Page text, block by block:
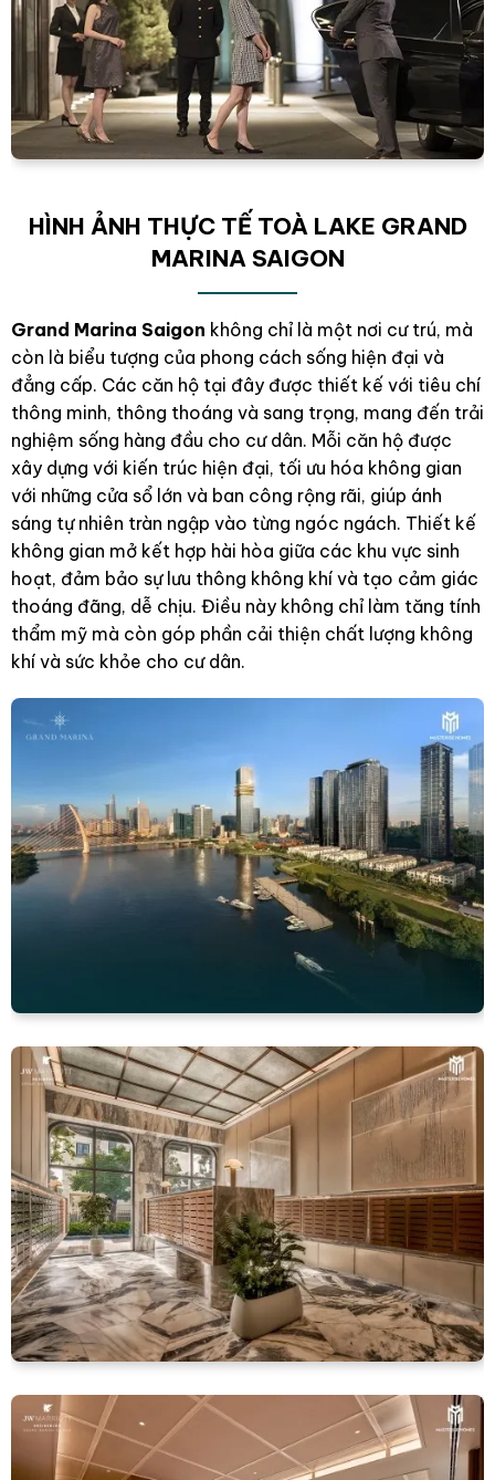
HÌNH ẢNH THỰC TẾ TOÀ LAKE GRAND
MARINA SAIGON
Grand Marina Saigon không chỉ là một nơi cư trú, mà
còn là biểu tượng của phong cách sống hiện đại và
đẳng cấp. Các căn hộ tại đây được thiết kế với tiêu chí
thông minh, thông thoáng và sang trọng, mang đến trải
nghiệm sống hàng đầu cho cư dân. Mỗi căn hộ được
xây dựng với kiến trúc hiện đại, tối ưu hóa không gian
với những cửa sổ lớn và ban công rộng rãi, giúp ánh
sáng tự nhiên tràn ngập vào từng ngóc ngách. Thiết kế
không gian mở kết hợp hài hòa giữa các khu vực sinh
hoạt, đảm bảo sự lưu thông không khí và tạo cảm giác
thoáng đãng, dễ chịu. Điều này không chỉ làm tăng tính
thẩm mỹ mà còn góp phần cải thiện chất lượng không
khí và sức khỏe cho cư dân.